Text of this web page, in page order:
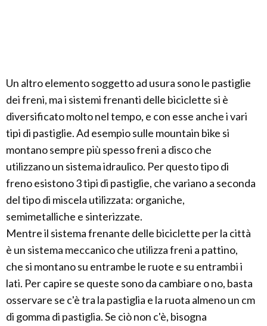
Un altro elemento soggetto ad usura sono le pastiglie
dei freni, ma i sistemi frenanti delle biciclette si è
diversificato molto nel tempo, e con esse anche i vari
tipi di pastiglie. Ad esempio sulle mountain bike si
montano sempre più spesso freni a disco che
utilizzano un sistema idraulico. Per questo tipo di
freno esistono 3 tipi di pastiglie, che variano a seconda
del tipo di miscela utilizzata: organiche,
semimetalliche e sinterizzate.
Mentre il sistema frenante delle biciclette per la città
è un sistema meccanico che utilizza freni a pattino,
che si montano su entrambe le ruote e su entrambi i
lati. Per capire se queste sono da cambiare o no, basta
osservare se c'è tra la pastiglia e la ruota almeno un cm
di gomma di pastiglia. Se ciò non c'è, bisogna